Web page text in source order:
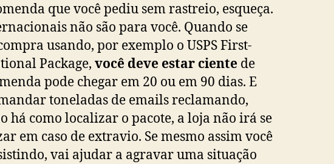
que você pediu sem rastreio, esqueça.
não são para você. Quando se
usando, por exemplo o USPS First-
Package, você deve estar ciente de
pode chegar em 20 ou em 90 dias. E
toneladas de emails reclamando,
há como localizar o pacote, a loja não irá se
em caso de extravio. Se mesmo assim você
vai ajudar a agravar uma situação